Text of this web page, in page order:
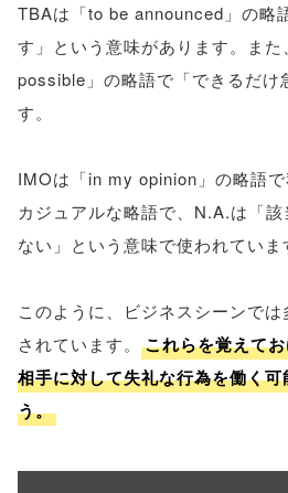
TBAは「to be announced」の略
す」という意味があります。ま
possible」の略語で「できるだけ
す。
IMOは「in my opinion」の略語で
カジュアルな略語で、N.A.は「
ない」という意味で使われていま
このように、ビジネスシーンで
されています。
これらを覚えて
相手に対して失礼な行為を働く
う。